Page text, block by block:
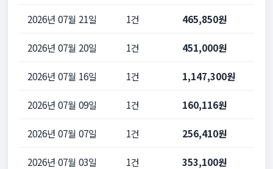
2026년 07월 21일 1건 465,850원
2026년 07월 20일 1건 451,000원
2026년 07월 16일 1건 1,147,300원
2026년 07월 09일 1건 160,116원
2026년 07월 07일 1건 256,410원
2026년 07월 03일 1건 353,100원